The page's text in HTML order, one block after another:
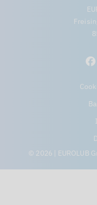
© 2026 | EUROLUB